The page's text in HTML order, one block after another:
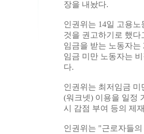
장을 내놨다.
인권위는 14일 고용
것을 권고하기로 했다
임금을 받는 노동자는
임금 미만 노동자는
다.
인권위는 최저임금
(워크넷) 이용을 일정
시 감점 부여 등의 제
인권위는 "근로자들